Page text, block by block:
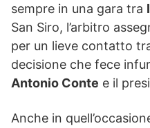
sempre in una gara tra
San Siro, l’arbitro
per un lieve contatto
decisione che fece
Antonio Conte e il
Anche in